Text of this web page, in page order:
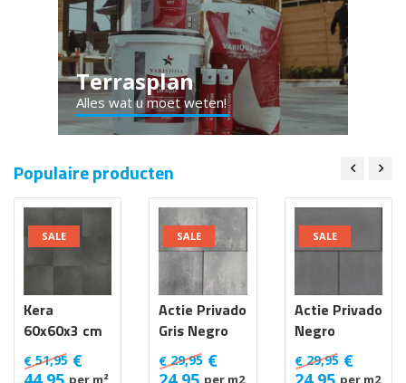
Terrasplan
Alles wat u moet weten!
Populaire producten
Kera
60x60x3 cm
Luik
€ 51,95 €
per m²
SALE
Actie Privado
Gris Negro
30x60x6 cm
€ 29,95 €
per m2
SALE
Actie Privado
Negro
30x60x6 cm
€29,95 €
per m2
SALE